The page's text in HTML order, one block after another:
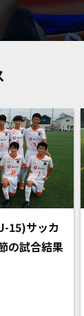
15)サッカ
の試合結果